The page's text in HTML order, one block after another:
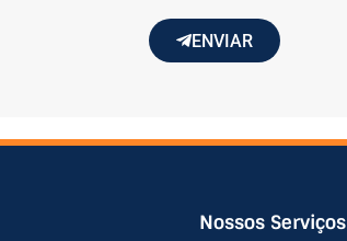
ENVIAR
Nossos Serviços